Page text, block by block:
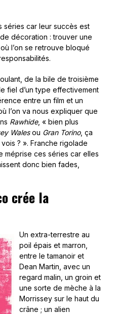
séries car leur succès est
décoration : trouver une
l’on se retrouve bloqué
de la bile de troisième
fiel d’un type effectivement
entre un film et un
l’on va nous expliquer que
Rawhide, « bien plus
Walesou Gran Torino, ça
? ». Franche rigolade
méprise ces séries car elles
donc bien fades,
crée la
Un extra-terrestre au
poil épais et marron,
entre le tamanoir et
Dean Martin, avec un
regard malin, un groin et
une sorte de mèche à la
Morrissey sur le haut du
crâne ; un alien